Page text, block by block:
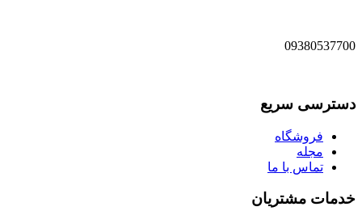
09380537700
دسترسی سریع
فروشگاه
مجله
تماس با ما
خدمات مشتریان